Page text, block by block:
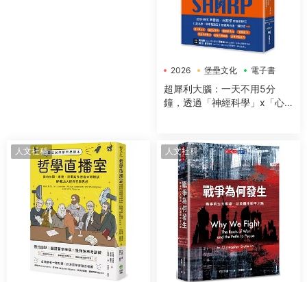
2026 堡壘文化 電子書
超犀利大腦：一天不用5分
鐘，透過「神經科學」x「心
讓大腦潛能發揮到極緻，變得
超犀利！
人文社科 人文社科